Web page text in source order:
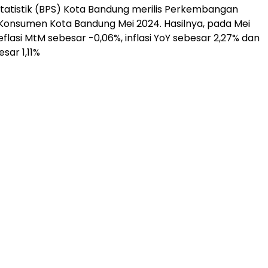
(BPS) Kota Bandung merilis Perkembangan
Kota Bandung Mei 2024. Hasilnya, pada Mei
MtM sebesar -0,06%, inflasi YoY sebesar 2,27% dan
1,11%